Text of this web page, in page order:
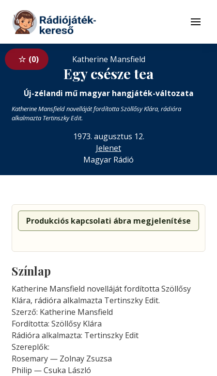
Tovább a tartalomhoz
Menü
0 Katherine Mansfield
Egy csésze tea
Új-zélandi mű magyar hangjáték-változata
Katherine Mansfield novelláját fordította Szöllősy Klára, rádióra
alkalmazta Tertinszky Edit.
1973. augusztus 12.
Jelenet
Magyar Rádió
Produkciós kapcsolati ábra megjelenítése
Színlap
Katherine Mansfield novelláját fordította Szöllősy
Klára, rádióra alkalmazta Tertinszky Edit.
Szerző: Katherine Mansfield
Fordította: Szöllősy Klára
Rádióra alkalmazta: Tertinszky Edit
Szereplők:
Rosemary — Zolnay Zsuzsa
Philip — Csuka László